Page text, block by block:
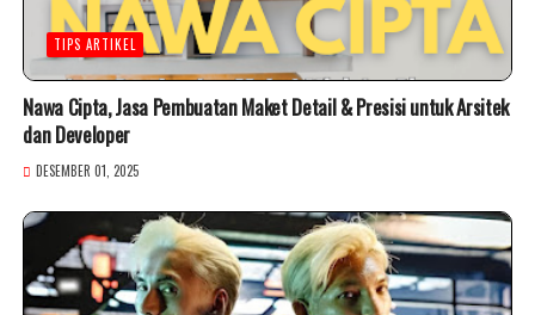
TIPS ARTIKEL
Nawa Cipta, Jasa Pembuatan Maket Detail & Presisi untuk Arsitek
dan Developer
DESEMBER 01, 2025